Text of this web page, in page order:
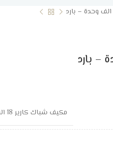
مكيف شباك كارير 18 الف وحدة – بارد